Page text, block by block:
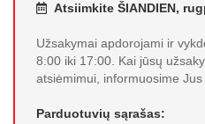
Atsiimkite ŠIANDIEN,
Užsakymai apdorojami ir
8:00 iki 17:00. Kai jūsų
atsiėmimui, informuosime Jus
Parduotuvių sąrašas: